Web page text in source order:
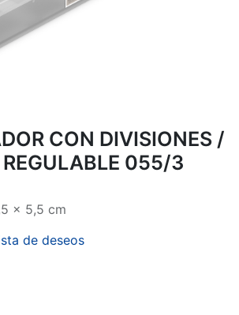
CON DIVISIONES /
055/3
x 5,5 cm
de deseos